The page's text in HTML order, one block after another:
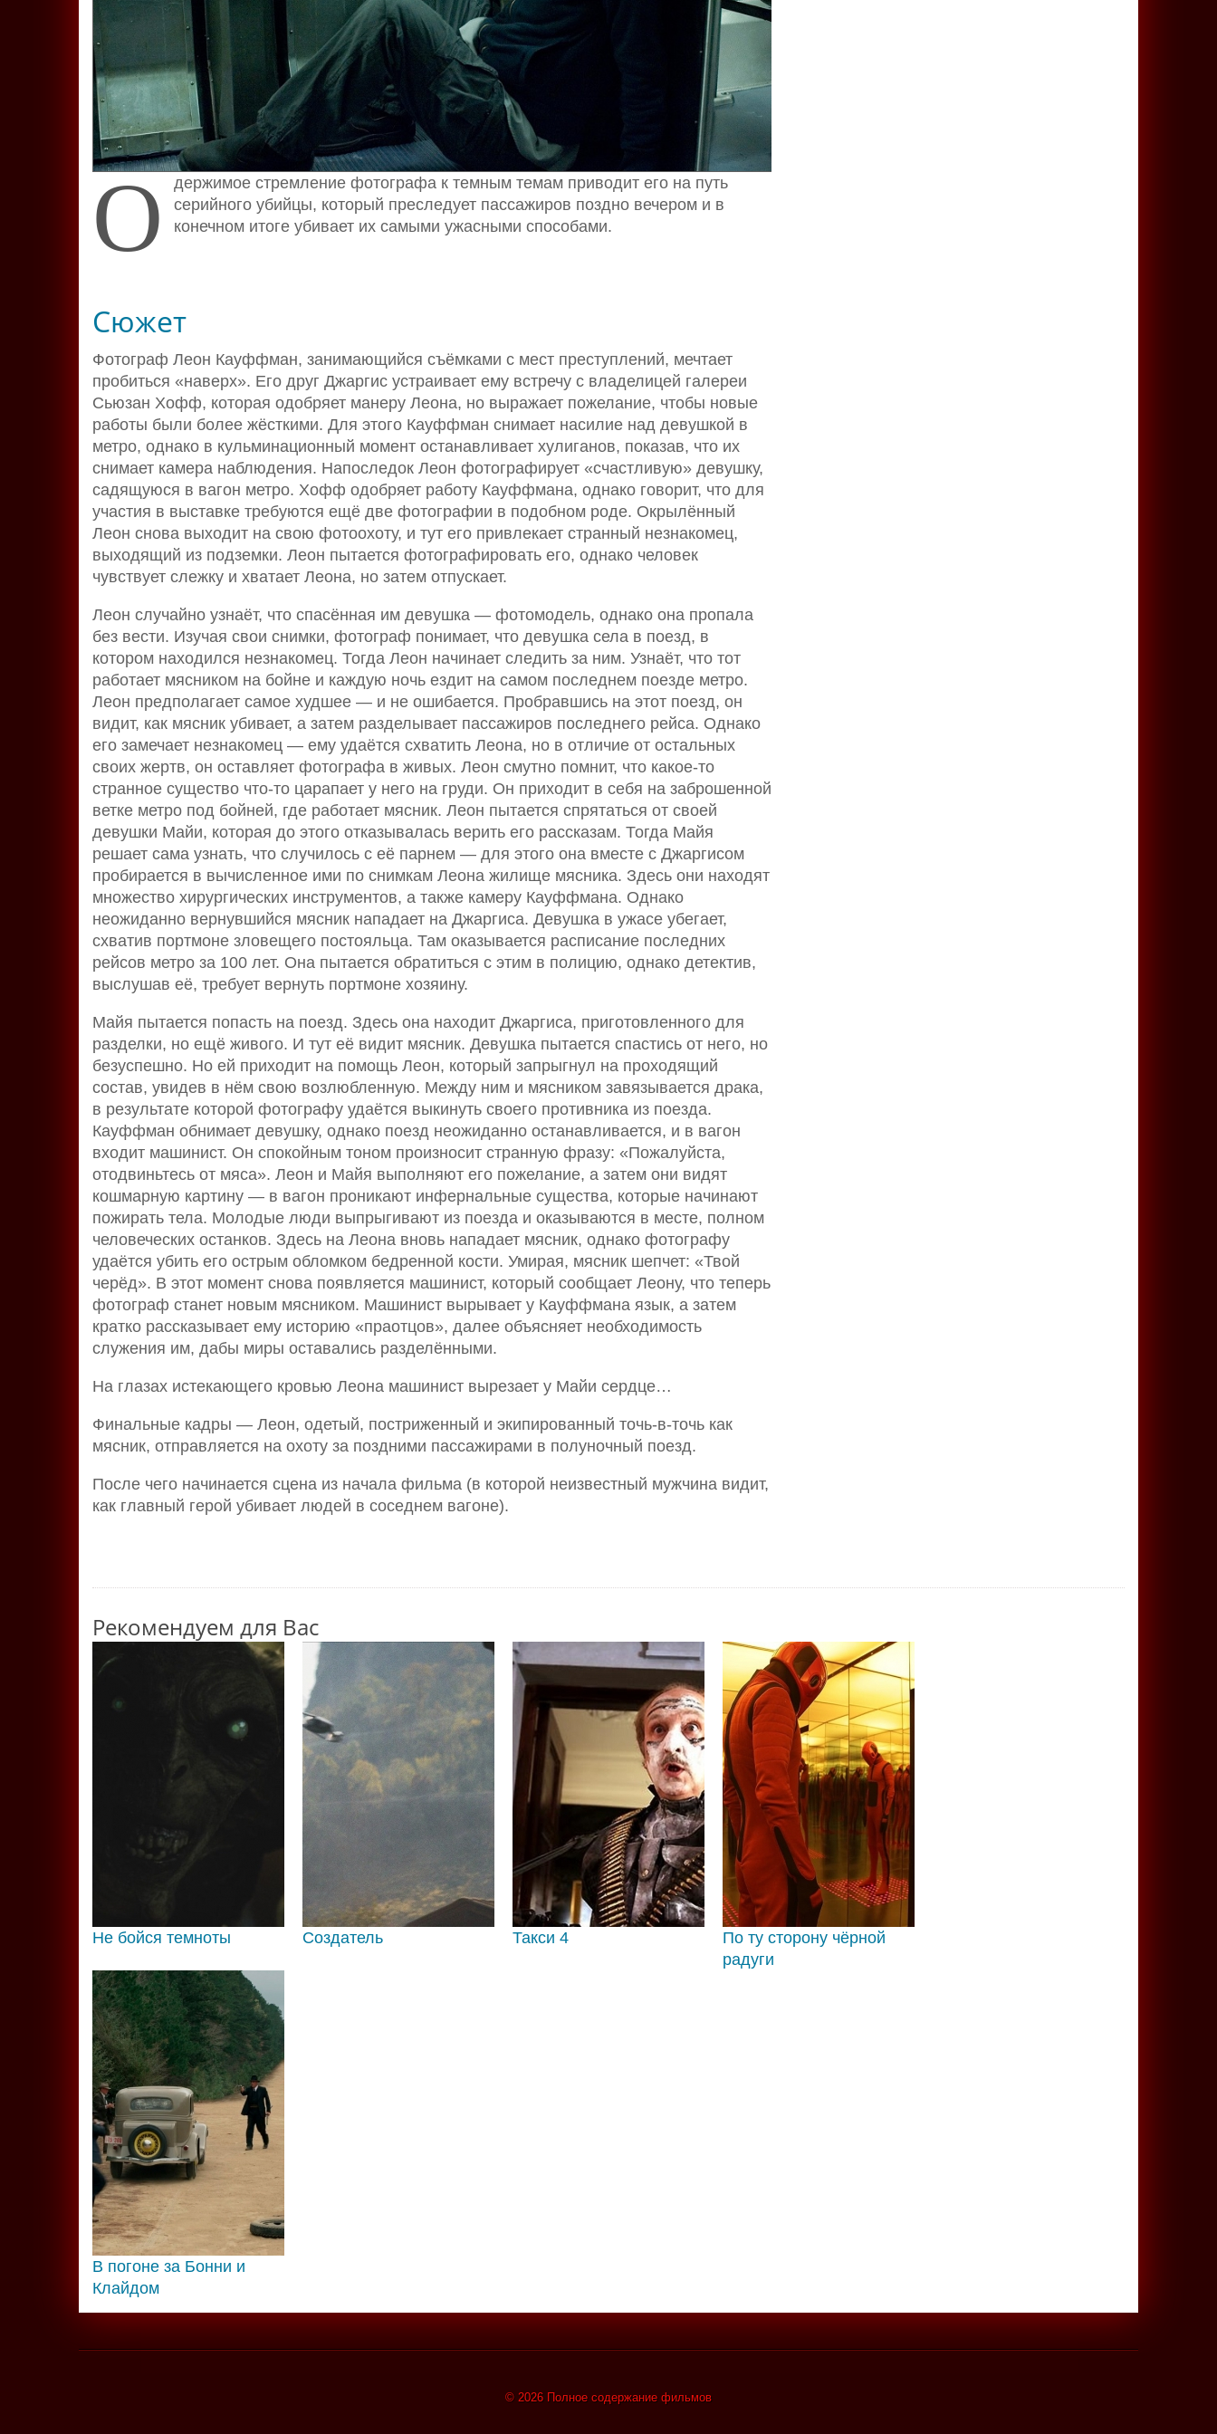
О
держимое стремление фотографа к темным темам приводит его на путь
серийного убийцы, который преследует пассажиров поздно вечером и в
конечном итоге убивает их самыми ужасными способами.
Сюжет
Фотограф Леон Кауффман, занимающийся съёмками с мест преступлений, мечтает
пробиться «наверх». Его друг Джаргис устраивает ему встречу с владелицей галереи
Сьюзан Хофф, которая одобряет манеру Леона, но выражает пожелание, чтобы новые
работы были более жёсткими. Для этого Кауффман снимает насилие над девушкой в
метро, однако в кульминационный момент останавливает хулиганов, показав, что их
снимает камера наблюдения. Напоследок Леон фотографирует «счастливую» девушку,
садящуюся в вагон метро. Хофф одобряет работу Кауффмана, однако говорит, что для
участия в выставке требуются ещё две фотографии в подобном роде. Окрылённый
Леон снова выходит на свою фотоохоту, и тут его привлекает странный незнакомец,
выходящий из подземки. Леон пытается фотографировать его, однако человек
чувствует слежку и хватает Леона, но затем отпускает.
Леон случайно узнаёт, что спасённая им девушка — фотомодель, однако она пропала
без вести. Изучая свои снимки, фотограф понимает, что девушка села в поезд, в
котором находился незнакомец. Тогда Леон начинает следить за ним. Узнаёт, что тот
работает мясником на бойне и каждую ночь ездит на самом последнем поезде метро.
Леон предполагает самое худшее — и не ошибается. Пробравшись на этот поезд, он
видит, как мясник убивает, а затем разделывает пассажиров последнего рейса. Однако
его замечает незнакомец — ему удаётся схватить Леона, но в отличие от остальных
своих жертв, он оставляет фотографа в живых. Леон смутно помнит, что какое-то
странное существо что-то царапает у него на груди. Он приходит в себя на заброшенной
ветке метро под бойней, где работает мясник. Леон пытается спрятаться от своей
девушки Майи, которая до этого отказывалась верить его рассказам. Тогда Майя
решает сама узнать, что случилось с её парнем — для этого она вместе с Джаргисом
пробирается в вычисленное ими по снимкам Леона жилище мясника. Здесь они находят
множество хирургических инструментов, а также камеру Кауффмана. Однако
неожиданно вернувшийся мясник нападает на Джаргиса. Девушка в ужасе убегает,
схватив портмоне зловещего постояльца. Там оказывается расписание последних
рейсов метро за 100 лет. Она пытается обратиться с этим в полицию, однако детектив,
выслушав её, требует вернуть портмоне хозяину.
Майя пытается попасть на поезд. Здесь она находит Джаргиса, приготовленного для
разделки, но ещё живого. И тут её видит мясник. Девушка пытается спастись от него, но
безуспешно. Но ей приходит на помощь Леон, который запрыгнул на проходящий
состав, увидев в нём свою возлюбленную. Между ним и мясником завязывается драка,
в результате которой фотографу удаётся выкинуть своего противника из поезда.
Кауффман обнимает девушку, однако поезд неожиданно останавливается, и в вагон
входит машинист. Он спокойным тоном произносит странную фразу: «Пожалуйста,
отодвиньтесь от мяса». Леон и Майя выполняют его пожелание, а затем они видят
кошмарную картину — в вагон проникают инфернальные существа, которые начинают
пожирать тела. Молодые люди выпрыгивают из поезда и оказываются в месте, полном
человеческих останков. Здесь на Леона вновь нападает мясник, однако фотографу
удаётся убить его острым обломком бедренной кости. Умирая, мясник шепчет: «Твой
черёд». В этот момент снова появляется машинист, который сообщает Леону, что теперь
фотограф станет новым мясником. Машинист вырывает у Кауффмана язык, а затем
кратко рассказывает ему историю «праотцов», далее объясняет необходимость
служения им, дабы миры оставались разделёнными.
На глазах истекающего кровью Леона машинист вырезает у Майи сердце…
Финальные кадры — Леон, одетый, постриженный и экипированный точь-в-точь как
мясник, отправляется на охоту за поздними пассажирами в полуночный поезд.
После чего начинается сцена из начала фильма (в которой неизвестный мужчина видит,
как главный герой убивает людей в соседнем вагоне).
Рекомендуем для Вас
Не бойся темноты Создатель Такси 4
По ту сторону чёрной
радуги
В погоне за Бонни и
Клайдом
© 2026 Полное содержание фильмов